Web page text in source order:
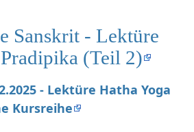
Sanskrit - Lektüre
(Teil 2)
- Lektüre Hatha Yoga
Kursreihe